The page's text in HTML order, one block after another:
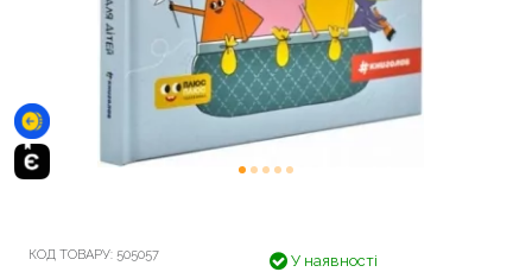
КОД ТОВАРУ: 505057 У наявності